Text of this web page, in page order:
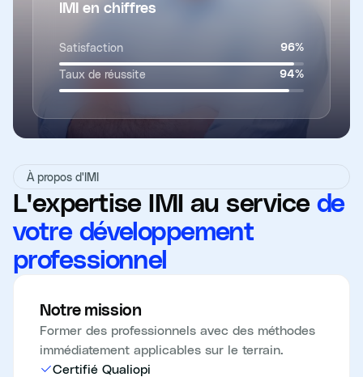
IMI en chiffres
Satisfaction 96%
Taux de réussite 94%
À propos d'IMI
L'expertise IMI au service de
votre développement
professionnel
Notre mission
Former des professionnels avec des méthodes
immédiatement applicables sur le terrain.
Certifié Qualiopi